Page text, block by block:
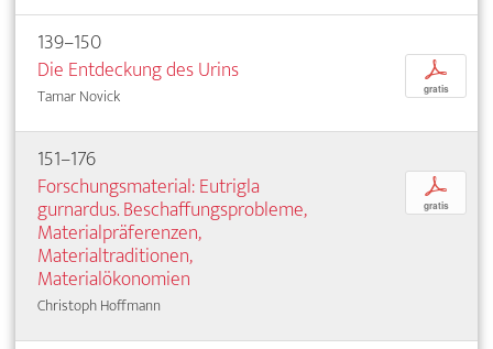
139–150
Die Entdeckung des Urins
Tamar Novick
p
gratis
151–176
Forschungsmaterial: Eutrigla
gurnardus. Beschaffungsprobleme,
Materialpräferenzen,
Materialtraditionen,
Materialökonomien
Christoph Hoffmann
p
gratis